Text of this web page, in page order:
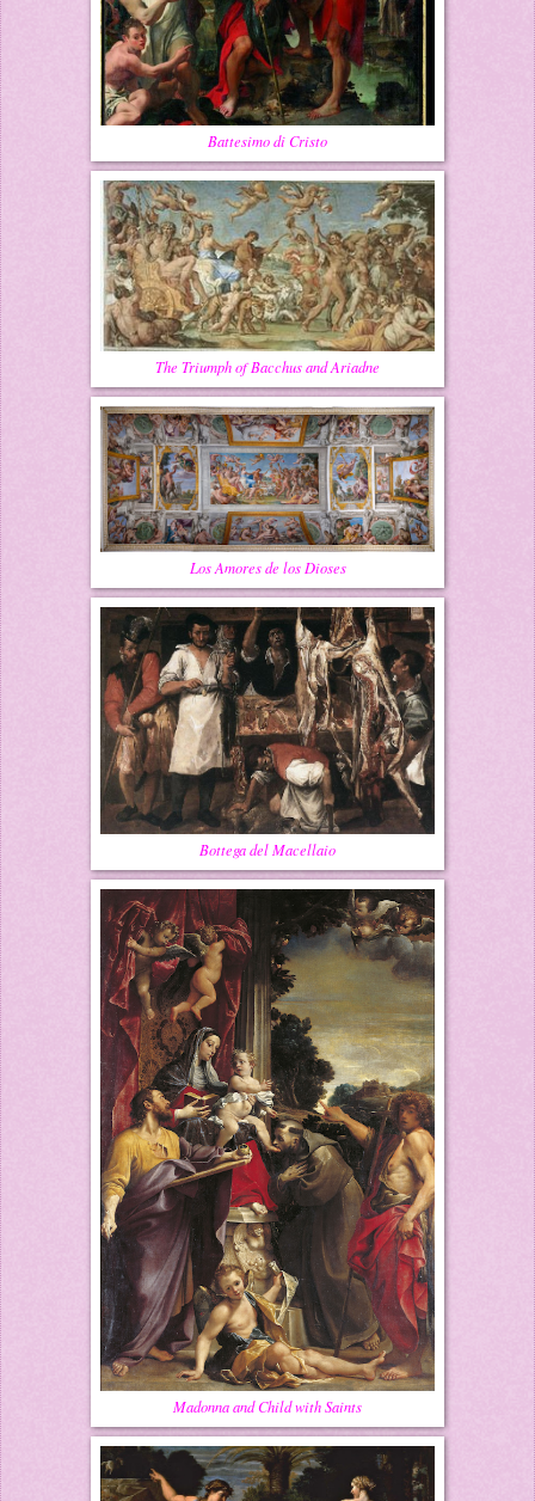
Battesimo di Cristo
The Triumph of Bacchus and Ariadne
Los Amores de los Dioses
Bottega del Macellaio
Madonna and Child with Saints